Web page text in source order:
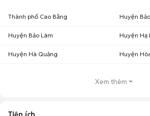
Thành phố Cao Bằng Huyện
Huyện Bảo Lâm Huyện Hạ
Huyện Hà Quảng Huyện
Xem thêm